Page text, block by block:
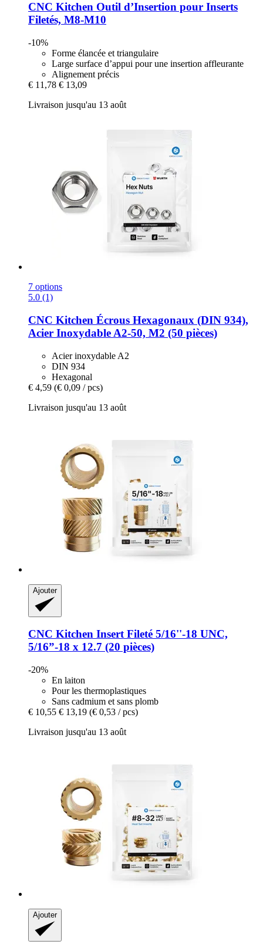
CNC Kitchen Outil d’Insertion pour Inserts
Filetés, M8-​M10
-10%
Forme élancée et triangulaire
Large surface d’appui pour une insertion affleurante
Alignement précis
€ 11,78 € 13,09
Livraison jusqu'au 13 août
7 options
5.0 (1)
CNC Kitchen Écrous Hexagonaux (DIN 934),
Acier Inoxydable A2-​50, M2 (50 pièces)
Acier inoxydable A2
DIN 934
Hexagonal
€ 4,59 (€ 0,09 / pcs)
Livraison jusqu'au 13 août
Ajouter
CNC Kitchen Insert Fileté 5/16''-​18 UNC,
5/16”-​18 x 12.7 (20 pièces)
-20%
En laiton
Pour les thermoplastiques
Sans cadmium et sans plomb
€ 10,55 € 13,19 (€ 0,53 / pcs)
Livraison jusqu'au 13 août
Ajouter